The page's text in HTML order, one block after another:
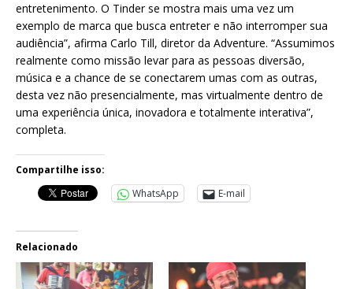
entretenimento. O Tinder se mostra mais uma vez um
exemplo de marca que busca entreter e não interromper sua
audiência”, afirma Carlo Till, diretor da Adventure. “Assumimos
realmente como missão levar para as pessoas diversão,
música e a chance de se conectarem umas com as outras,
desta vez não presencialmente, mas virtualmente dentro de
uma experiência única, inovadora e totalmente interativa”,
completa.
Compartilhe isso:
WhatsApp
E-mail
Relacionado